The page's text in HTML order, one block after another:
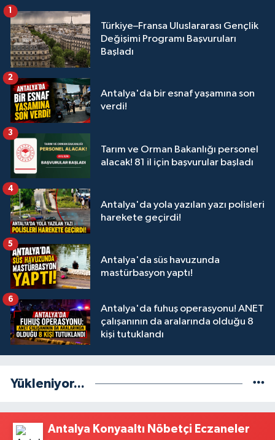
Türkiye–Fransa Uluslararası Gençlik
Değişimi Programı Başvuruları
Başladı
1
Antalya'da bir esnaf yaşamına son
verdi!
2
Tarım ve Orman Bakanlığı personel
alacak! 81 il için başvurular başladı
3
Antalya'da yola yazılan yazı polisleri
harekete geçirdi!
4
Antalya'da süs havuzunda
mastürbasyon yaptı!
5
Antalya'da fuhuş operasyonu! ANET
çalışanının da aralarında olduğu 8
kişi tutuklandı
6
Yükleniyor...
Antalya Konyaaltı Nöbetçi Eczaneler